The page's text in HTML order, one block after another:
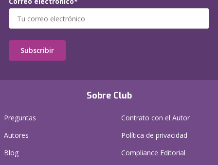
Sobre Club
Preguntas
Autores
Blog
Contrato con el Autor
Política de privacidad
Compliance Editorial
Subscribir